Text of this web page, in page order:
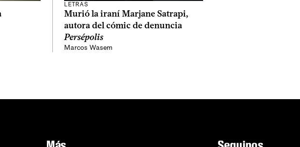
LETRAS
Murió la iraní Marjane Satrapi,
autora del cómic de denuncia
Persépolis
Marcos Wasem